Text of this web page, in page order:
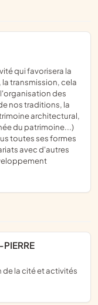
transmission, cela
des
nos traditions, la
architectural,
du patrimoine...)
toutes ses formes
avec d'autres
PIERRE